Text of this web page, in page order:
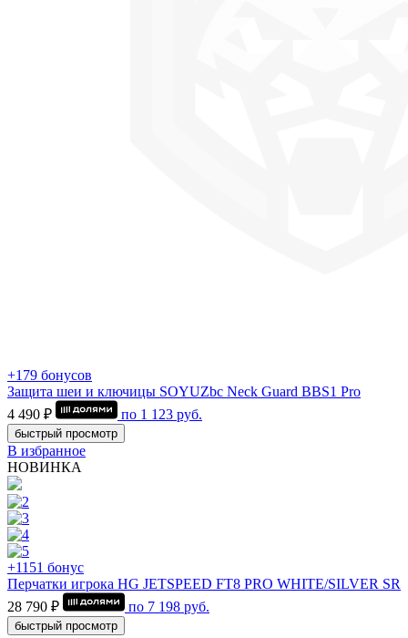
+179 бонусов
Защита шеи и ключицы SOYUZbc Neck Guard BBS1 Pro
4 490 ₽
по 1 123 руб.
быстрый просмотр
В избранное
НОВИНКА
+1151 бонус
Перчатки игрока HG JETSPEED FT8 PRO WHITE/SILVER SR
28 790 ₽
по 7 198 руб.
быстрый просмотр